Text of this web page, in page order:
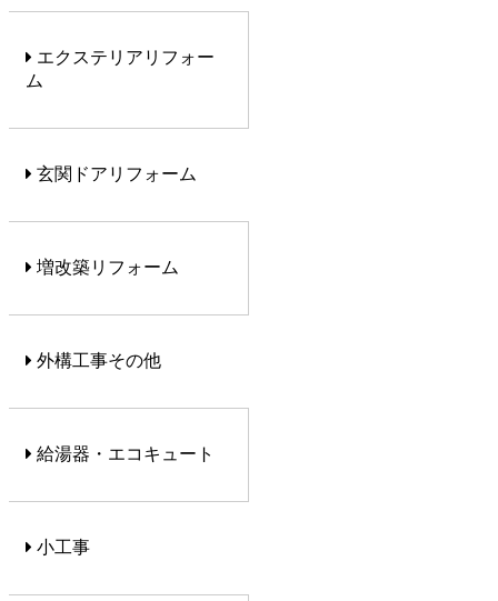
エクステリアリフォー
ム
玄関ドアリフォーム
増改築リフォーム
外構工事その他
給湯器・エコキュート
小工事